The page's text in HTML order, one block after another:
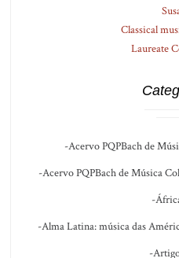
Classical
Laureate
-Acervo PQPBach de
-Acervo PQPBach de Música
-
-Alma Latina: música das
-